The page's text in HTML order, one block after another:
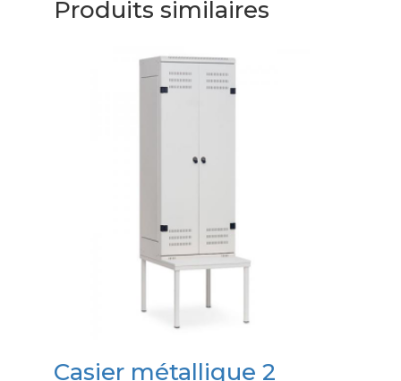
Produits similaires
Casier métallique 2